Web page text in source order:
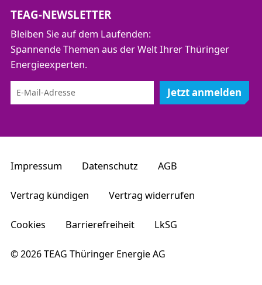
TEAG-NEWSLETTER
Bleiben Sie auf dem Laufenden:
Spannende Themen aus der Welt Ihrer Thüringer
Energieexperten.
Jetzt anmelden
Impressum Datenschutz AGB
Vertrag kündigen Vertrag widerrufen
Cookies Barrierefreiheit LkSG
© 2026 TEAG Thüringer Energie AG